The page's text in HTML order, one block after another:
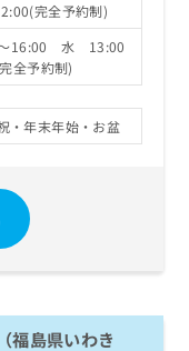
完全予約制)
16:00 水 13:00
全予約制)
・年末年始・お盆
福島県いわき